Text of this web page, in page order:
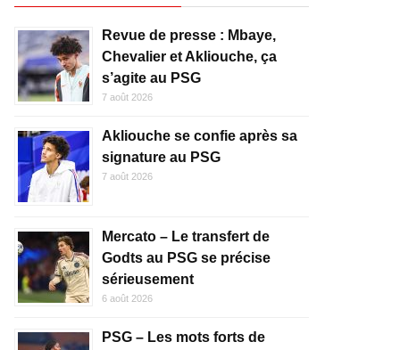
Revue de presse : Mbaye,
Chevalier et Akliouche, ça
s’agite au PSG
7 août 2026
Akliouche se confie après sa
signature au PSG
7 août 2026
Mercato – Le transfert de
Godts au PSG se précise
sérieusement
6 août 2026
PSG – Les mots forts de